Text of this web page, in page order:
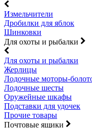
Измельчители
Дробилки для яблок
Шинковки
Для охоты и рыбалки
Для охоты и рыбалки
Жерлицы
Лодочные моторы-
Лодочные шесты
Оружейные шкафы
Подставки для удочек
Прочие товары
Почтовые ящики